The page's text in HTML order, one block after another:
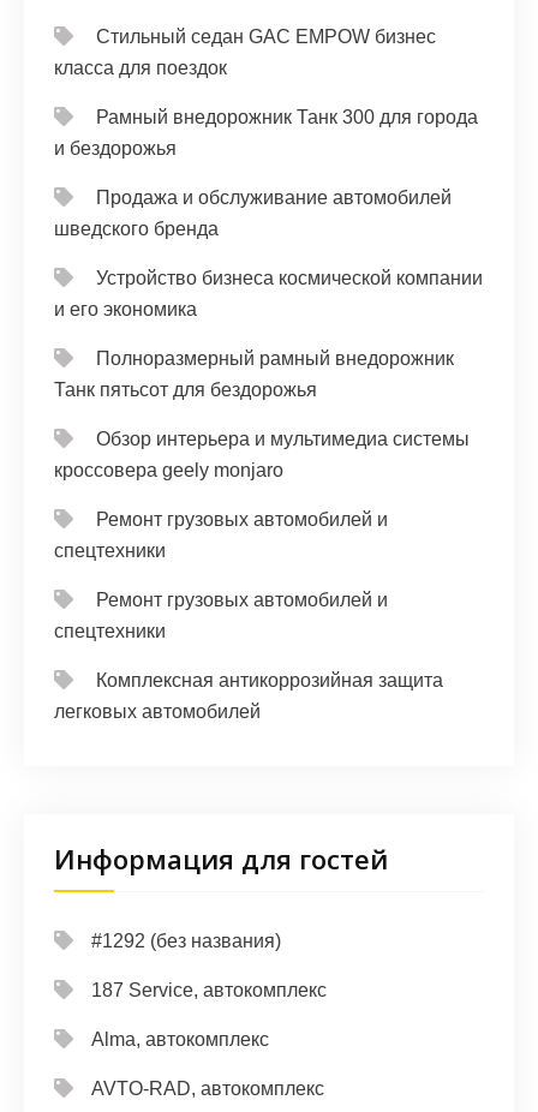
Стильный седан GAC EMPOW бизнес
класса для поездок
Рамный внедорожник Танк 300 для города
и бездорожья
Продажа и обслуживание автомобилей
шведского бренда
Устройство бизнеса космической компании
и его экономика
Полноразмерный рамный внедорожник
Танк пятьсот для бездорожья
Обзор интерьера и мультимедиа системы
кроссовера geely monjaro
Ремонт грузовых автомобилей и
спецтехники
Ремонт грузовых автомобилей и
спецтехники
Комплексная антикоррозийная защита
легковых автомобилей
Информация для гостей
#1292 (без названия)
187 Service, автокомплекс
Alma, автокомплекс
AVTO-RAD, автокомплекс